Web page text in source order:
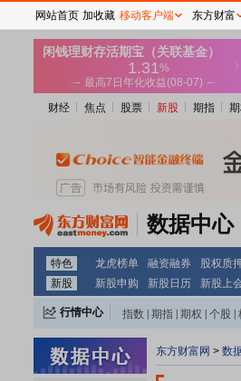
财经 焦点 股票 新股 期指
数据中心
特色 龙虎榜单 融资融券 股权质
新股
新股申购 新股日历 新股上
行情中心 指数 期指 期权 个股
东方财富网 > 数
网站首页 加收藏 移动客户端 东方财富